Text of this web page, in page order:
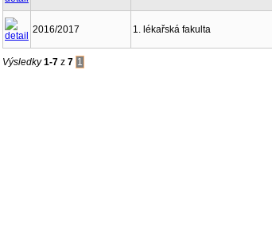
2016/2017 1. lékařská fakulta
Výsledky1-7 z 7 1